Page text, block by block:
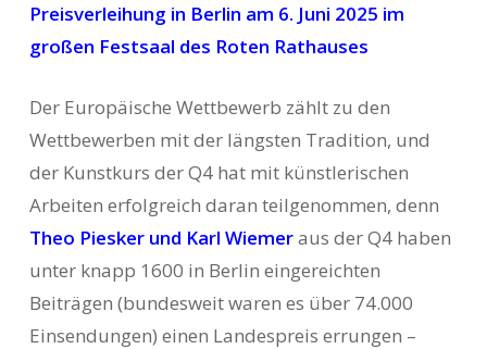
Preisverleihung in Berlin am 6. Juni 2025 im
großen Festsaal des Roten Rathauses
Der Europäische Wettbewerb zählt zu den
Wettbewerben mit der längsten Tradition, und
der Kunstkurs der Q4 hat mit künstlerischen
Arbeiten erfolgreich daran teilgenommen, denn
Theo Piesker und Karl Wiemeraus der Q4 haben
unter knapp 1600 in Berlin eingereichten
Beiträgen (bundesweit waren es über 74.000
Einsendungen) einen Landespreis errungen –